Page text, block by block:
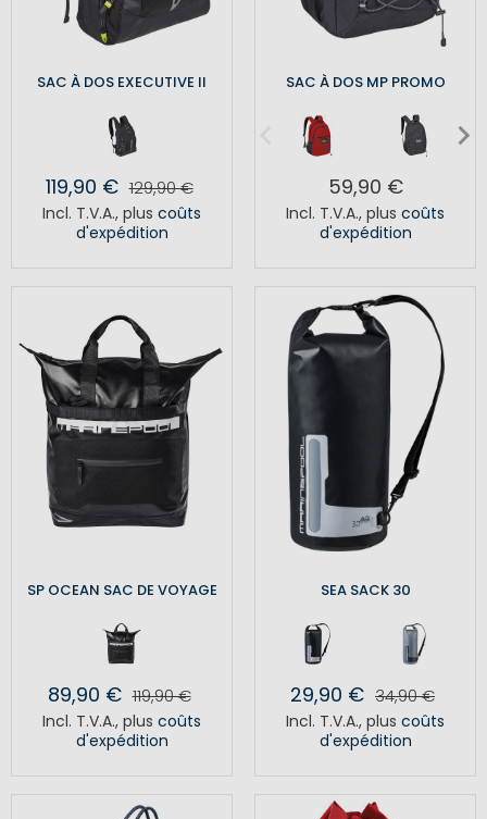
SAC À DOS EXECUTIVE II
119,90 € 129,90 €
Incl. T.V.A., plus coûts
d'expédition
SAC À DOS MP PROMO
59,90 €
Incl. T.V.A., plus coûts
d'expédition
SP OCEAN SAC DE VOYAGE
89,90 € 119,90 €
Incl. T.V.A., plus coûts
d'expédition
SEA SACK 30
29,90 € 34,90 €
Incl. T.V.A., plus coûts
d'expédition